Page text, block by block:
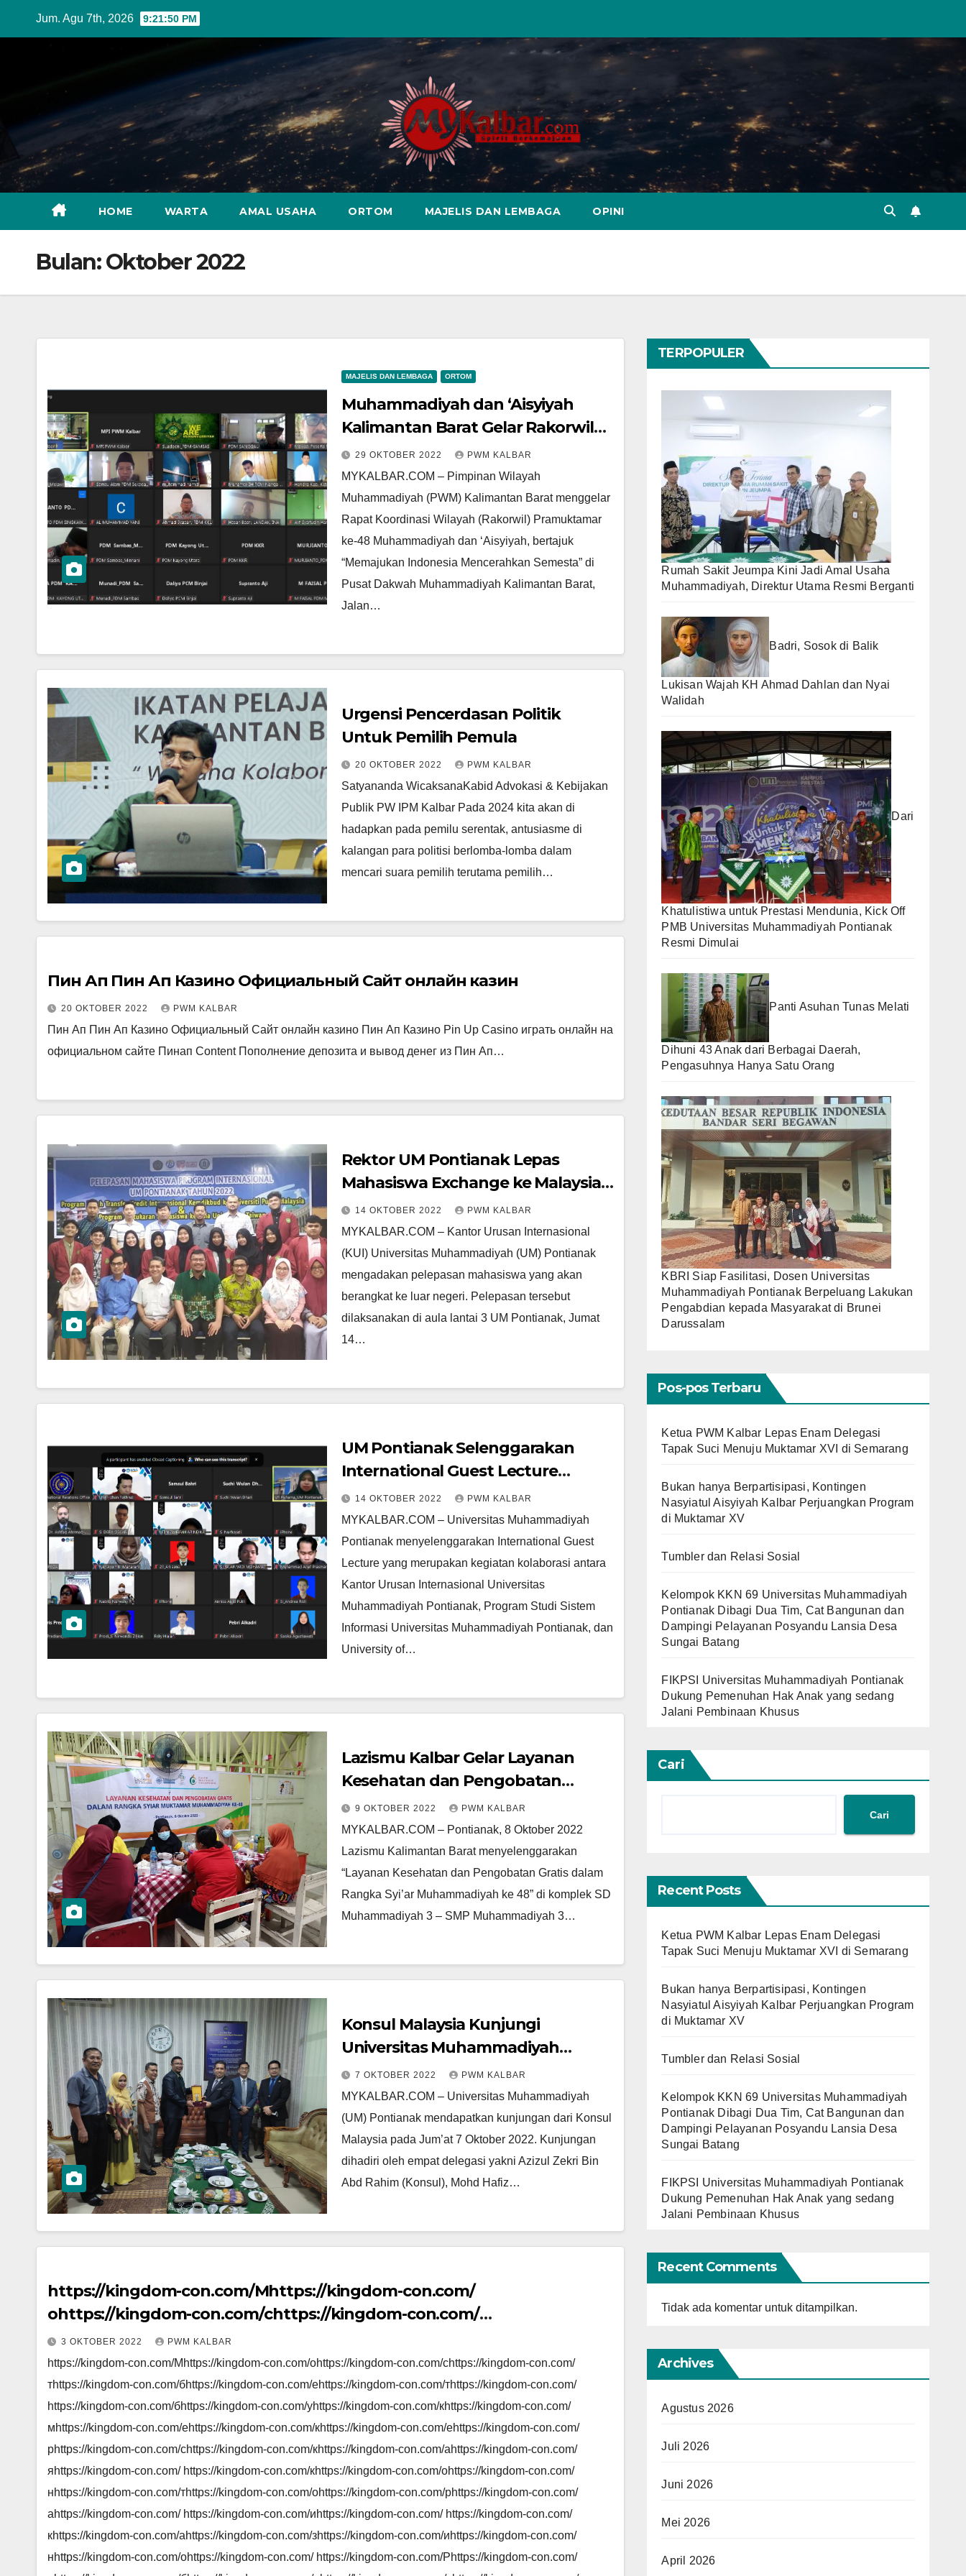
Jum. Agu 7th, 2026 9:21:51 PM
HOME WARTA AMAL USAHA ORTOM MAJELIS DAN LEMBAGA OPINI
Bulan:Oktober 2022
MAJELIS DAN LEMBAGA ORTOM
Muhammadiyah dan ‘Aisyiyah
Kalimantan Barat Gelar Rakorwil
Pramuktamar ke-48
29 OKTOBER 2022 PWM KALBAR
MYKALBAR.COM – Pimpinan Wilayah
Muhammadiyah (PWM) Kalimantan Barat menggelar
Rapat Koordinasi Wilayah (Rakorwil) Pramuktamar
ke-48 Muhammadiyah dan ‘Aisyiyah, bertajuk
“Memajukan Indonesia Mencerahkan Semesta” di
Pusat Dakwah Muhammadiyah Kalimantan Barat,
Jalan…
Urgensi Pencerdasan Politik
Untuk Pemilih Pemula
20 OKTOBER 2022 PWM KALBAR
Satyananda WicaksanaKabid Advokasi & Kebijakan
Publik PW IPM Kalbar Pada 2024 kita akan di
hadapkan pada pemilu serentak, antusiasme di
kalangan para politisi berlomba-lomba dalam
mencari suara pemilih terutama pemilih…
Пин Ап Пин Ап Казино Официальный Сайт онлайн казин
20 OKTOBER 2022 PWM KALBAR
Пин Ап Пин Ап Казино Официальный Сайт онлайн казино Пин Ап Казино Pin Up Casino играть онлайн на
официальном сайте Пинап Content Пополнение депозита и вывод денег из Пин Ап…
Rektor UM Pontianak Lepas
Mahasiswa Exchange ke Malaysia
dan Taiwan
14 OKTOBER 2022 PWM KALBAR
MYKALBAR.COM – Kantor Urusan Internasional
(KUI) Universitas Muhammadiyah (UM) Pontianak
mengadakan pelepasan mahasiswa yang akan
berangkat ke luar negeri. Pelepasan tersebut
dilaksanakan di aula lantai 3 UM Pontianak, Jumat
14…
UM Pontianak Selenggarakan
International Guest Lecture
bersama University of Lahore,
Pakistan
14 OKTOBER 2022 PWM KALBAR
MYKALBAR.COM – Universitas Muhammadiyah
Pontianak menyelenggarakan International Guest
Lecture yang merupakan kegiatan kolaborasi antara
Kantor Urusan Internasional Universitas
Muhammadiyah Pontianak, Program Studi Sistem
Informasi Universitas Muhammadiyah Pontianak, dan
University of…
Lazismu Kalbar Gelar Layanan
Kesehatan dan Pengobatan
Gratis, Targetkan Layani Ratusan
Masyarakat
9 OKTOBER 2022 PWM KALBAR
MYKALBAR.COM – Pontianak, 8 Oktober 2022
Lazismu Kalimantan Barat menyelenggarakan
“Layanan Kesehatan dan Pengobatan Gratis dalam
Rangka Syi’ar Muhammadiyah ke 48” di komplek SD
Muhammadiyah 3 – SMP Muhammadiyah 3…
Konsul Malaysia Kunjungi
Universitas Muhammadiyah
Pontianak, Ungkap Kekaguman
Pada Tarian Tidayu
7 OKTOBER 2022 PWM KALBAR
MYKALBAR.COM – Universitas Muhammadiyah
(UM) Pontianak mendapatkan kunjungan dari Konsul
Malaysia pada Jum’at 7 Oktober 2022. Kunjungan
dihadiri oleh empat delegasi yakni Azizul Zekri Bin
Abd Rahim (Konsul), Mohd Hafiz…
https://kingdom-con.com/Мhttps://kingdom-con.com/
оhttps://kingdom-con.com/сhttps://kingdom-con.com/
тhttps://kingdom-con.com/бhttps://kingdom-con.com/
еhttps://kingdom-con.com/тhttps://kingdom-con.com/
https://kingdom-con.com/бhttps://kingdom-con.com/
уhttps://kingdom-con.com/кhttps://kingdom-con.com/
мhttps://kingdom-con.com/еhttps://kingdom-con.com/
кhttps://kingdom-con.com/еhttps://kingdom-con.com/
рhttps://kingdom-con.com/сhttps://kingdom-con.com/
кhttps://kingdom-con.com/аhttps://kingdom-con.com/
яhttps://kingdom-con.com/ https://kingdom-con.com/
кhttps://kingdom-con.com/оhttps://kingdom-con.com/
нhttps://kingdom-con.com/тhttps://kingdom-con.com/
3 OKTOBER 2022 PWM KALBAR
https://kingdom-con.com/Мhttps://kingdom-con.com/оhttps://kingdom-con.com/сhttps://kingdom-con.com/
тhttps://kingdom-con.com/бhttps://kingdom-con.com/еhttps://kingdom-con.com/тhttps://kingdom-con.com/
https://kingdom-con.com/бhttps://kingdom-con.com/уhttps://kingdom-con.com/кhttps://kingdom-con.com/
мhttps://kingdom-con.com/еhttps://kingdom-con.com/кhttps://kingdom-con.com/еhttps://kingdom-con.com/
рhttps://kingdom-con.com/сhttps://kingdom-con.com/кhttps://kingdom-con.com/аhttps://kingdom-con.com/
яhttps://kingdom-con.com/ https://kingdom-con.com/кhttps://kingdom-con.com/оhttps://kingdom-con.com/
нhttps://kingdom-con.com/тhttps://kingdom-con.com/оhttps://kingdom-con.com/рhttps://kingdom-con.com/
аhttps://kingdom-con.com/ https://kingdom-con.com/иhttps://kingdom-con.com/ https://kingdom-con.com/
кhttps://kingdom-con.com/аhttps://kingdom-con.com/зhttps://kingdom-con.com/иhttps://kingdom-con.com/
нhttps://kingdom-con.com/оhttps://kingdom-con.com/ https://kingdom-con.com/Рhttps://kingdom-con.com/
TERPOPULER
Rumah Sakit Jeumpa Kini Jadi Amal Usaha
Muhammadiyah, Direktur Utama Resmi Berganti
Badri, Sosok di Balik
Lukisan Wajah KH Ahmad Dahlan dan Nyai
Walidah
Dari
Khatulistiwa untuk Prestasi Mendunia, Kick Off
PMB Universitas Muhammadiyah Pontianak
Resmi Dimulai
Panti Asuhan Tunas Melati
Dihuni 43 Anak dari Berbagai Daerah,
Pengasuhnya Hanya Satu Orang
KBRI Siap Fasilitasi, Dosen Universitas
Muhammadiyah Pontianak Berpeluang Lakukan
Pengabdian kepada Masyarakat di Brunei
Darussalam
Pos-pos Terbaru
Ketua PWM Kalbar Lepas Enam Delegasi
Tapak Suci Menuju Muktamar XVI di Semarang
Bukan hanya Berpartisipasi, Kontingen
Nasyiatul Aisyiyah Kalbar Perjuangkan Program
di Muktamar XV
Tumbler dan Relasi Sosial
Kelompok KKN 69 Universitas Muhammadiyah
Pontianak Dibagi Dua Tim, Cat Bangunan dan
Dampingi Pelayanan Posyandu Lansia Desa
Sungai Batang
FIKPSI Universitas Muhammadiyah Pontianak
Dukung Pemenuhan Hak Anak yang sedang
Jalani Pembinaan Khusus
Cari
Cari
Recent Posts
Ketua PWM Kalbar Lepas Enam Delegasi
Tapak Suci Menuju Muktamar XVI di Semarang
Bukan hanya Berpartisipasi, Kontingen
Nasyiatul Aisyiyah Kalbar Perjuangkan Program
di Muktamar XV
Tumbler dan Relasi Sosial
Kelompok KKN 69 Universitas Muhammadiyah
Pontianak Dibagi Dua Tim, Cat Bangunan dan
Dampingi Pelayanan Posyandu Lansia Desa
Sungai Batang
FIKPSI Universitas Muhammadiyah Pontianak
Dukung Pemenuhan Hak Anak yang sedang
Jalani Pembinaan Khusus
Recent Comments
Tidak ada komentar untuk ditampilkan.
Archives
Agustus 2026
Juli 2026
Juni 2026
Mei 2026
April 2026